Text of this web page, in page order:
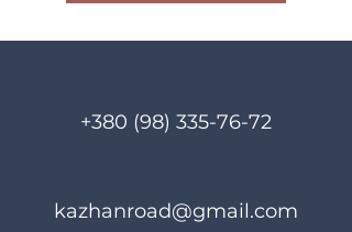
+380 (98) 335-76-72
kazhanroad@gmail.com